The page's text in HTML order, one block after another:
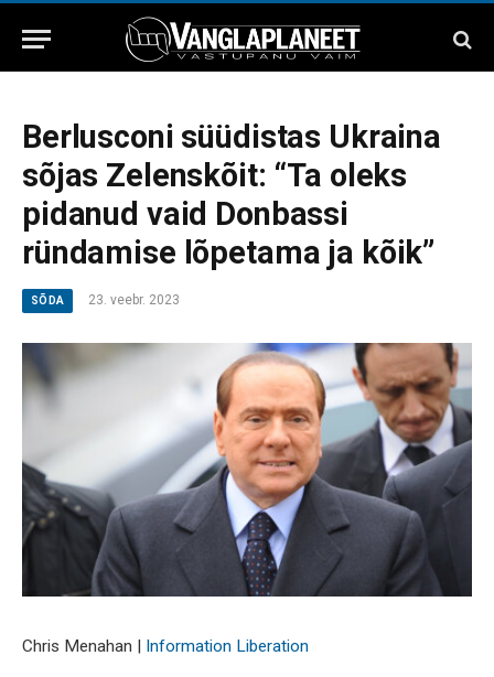
Berlusconi süüdistas Ukraina
sõjas Zelenskõit: “Ta oleks
pidanud vaid Donbassi
ründamise lõpetama ja kõik”
SÕDA 23. veebr. 2023
Chris Menahan | Information Liberation